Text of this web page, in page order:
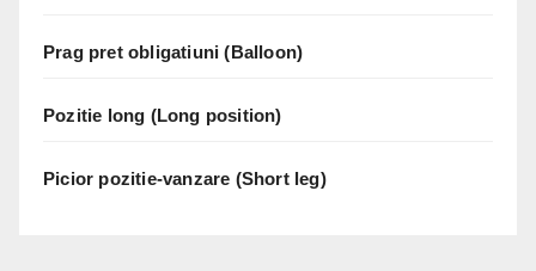
Prag pret obligatiuni (Balloon)
Pozitie long (Long position)
Picior pozitie-vanzare (Short leg)